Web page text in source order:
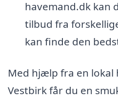
havemand.dk kan
tilbud fra
kan finde den
Med hjælp fra en lokal
Vestbirk får du en